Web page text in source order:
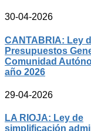
30-04-2026
CANTABRIA: Ley
Presupuestos
Comunidad
año 2026
29-04-2026
LA RIOJA: Ley de
simplificación